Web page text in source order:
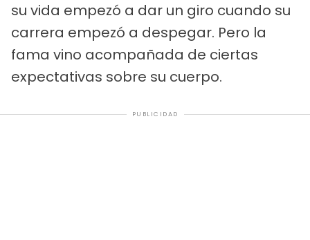
su vida empezó a dar un giro cuando su
carrera empezó a despegar. Pero la
fama vino acompañada de ciertas
expectativas sobre su cuerpo.
PUBLICIDAD